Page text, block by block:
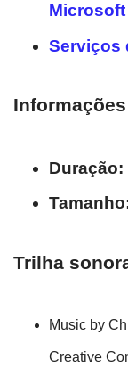
Microsoft
Serviços
Duração:
Trilha
Music by
Creative